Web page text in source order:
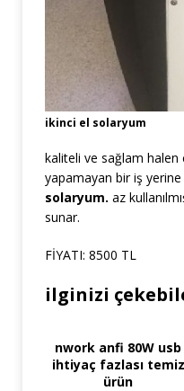
ikinci el solaryum
kaliteli ve sağlam halen
yapamayan bir iş
solaryum. az
sunar.
FİYATI: 8500 TL
ilginizi
nwork anfi 80W usb
ihtiyaç fazlası temiz
ürün